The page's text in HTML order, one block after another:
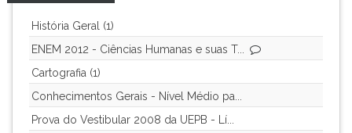
História Geral (1)
ENEM 2012 - Ciências Humanas e suas T...
Cartografia (1)
Conhecimentos Gerais - Nível Médio pa...
Prova do Vestibular 2008 da UEPB - Lí...